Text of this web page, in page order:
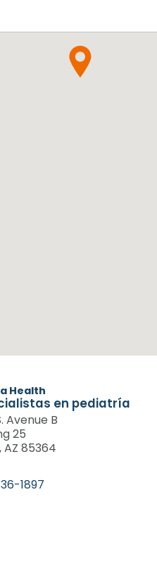
Health
en pediatría
Avenue B
25
AZ 85364
1897